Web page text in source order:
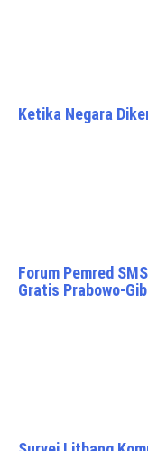
Ketika Negara
Forum Pemred
Gratis Prabowo-